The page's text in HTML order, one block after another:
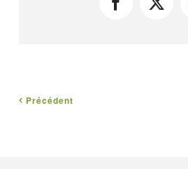
Facebook
X
Précédent